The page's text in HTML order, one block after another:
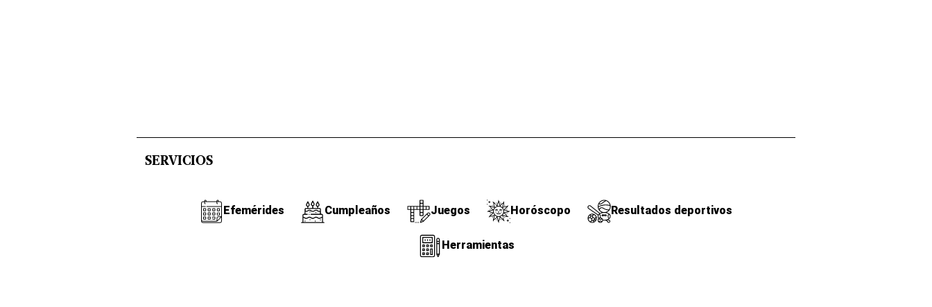
SERVICIOS
Efemérides Cumpleaños Juegos Horóscopo Resultados deportivos
Herramientas